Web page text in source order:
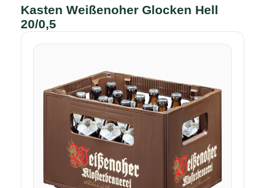
Kasten Weißenoher Glocken Hell
20/0,5